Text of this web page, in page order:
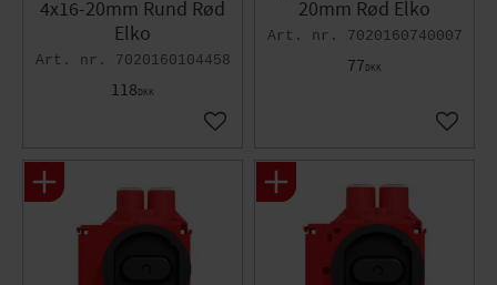
4x16-20mm Rund Rød
Elko
7020160104458
118DKK
Gem som favorit
20mm Rød Elko
7020160740007
77DKK
Gem